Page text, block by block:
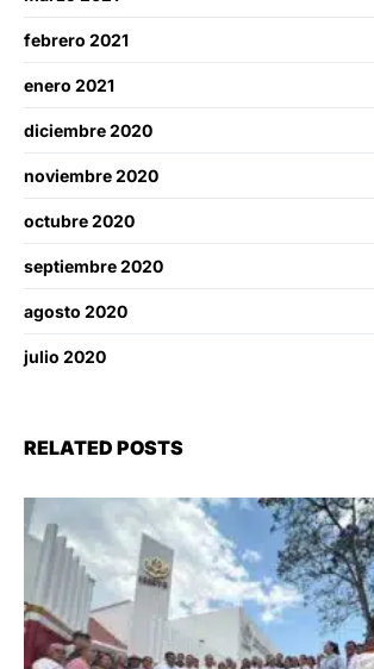
febrero 2021
enero 2021
diciembre 2020
noviembre 2020
octubre 2020
septiembre 2020
agosto 2020
julio 2020
RELATED POSTS